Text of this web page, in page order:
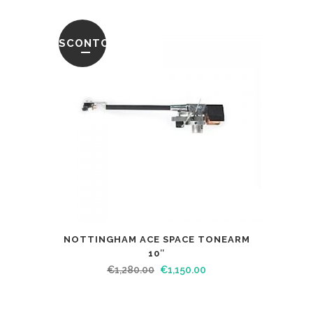
SCONTO
NOTTINGHAM ACE SPACE TONEARM
10″
€1,280.00 €1,150.00